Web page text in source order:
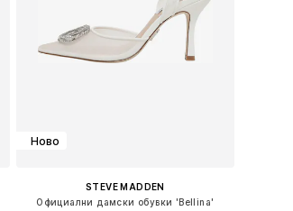
Ново
STEVE MADDEN
Официални дамски обувки 'Bellina'